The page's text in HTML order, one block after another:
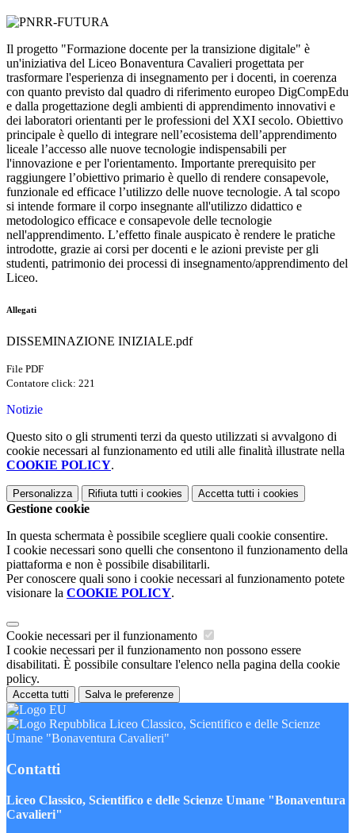
Il progetto "Formazione docente per la transizione digitale" è
un'iniziativa del Liceo Bonaventura Cavalieri progettata per
trasformare l'esperienza di insegnamento per i docenti, in coerenza
con quanto previsto dal quadro di riferimento europeo DigCompEdu
e dalla progettazione degli ambienti di apprendimento innovativi e
dei laboratori orientanti per le professioni del XXI secolo. Obiettivo
principale è quello di integrare nell’ecosistema dell’apprendimento
liceale l’accesso alle nuove tecnologie indispensabili per
l'innovazione e per l'orientamento. Importante prerequisito per
raggiungere l’obiettivo primario è quello di rendere consapevole,
funzionale ed efficace l’utilizzo delle nuove tecnologie. A tal scopo
si intende formare il corpo insegnante all'utilizzo didattico e
metodologico efficace e consapevole delle tecnologie
nell'apprendimento. L’effetto finale auspicato è rendere le pratiche
introdotte, grazie ai corsi per docenti e le azioni previste per gli
studenti, patrimonio dei processi di insegnamento/apprendimento del
Liceo.
Allegati
DISSEMINAZIONE INIZIALE.pdf
File PDF
Contatore click: 221
Notizie
Questo sito o gli strumenti terzi da questo utilizzati si avvalgono di
cookie necessari al funzionamento ed utili alle finalità illustrate nella
COOKIE POLICY.
Personalizza Rifiuta tutti i cookies Accetta tutti i cookies
Gestione cookie
In questa schermata è possibile scegliere quali cookie consentire.
I cookie necessari sono quelli che consentono il funzionamento della
piattaforma e non è possibile disabilitarli.
Per conoscere quali sono i cookie necessari al funzionamento potete
visionare la COOKIE POLICY.
Cookie necessari per il funzionamento
I cookie necessari per il funzionamento non possono essere
disabilitati. È possibile consultare l'elenco nella pagina della cookie
policy.
Accetta tutti Salva le preferenze
Liceo Classico, Scientifico e delle Scienze
Umane "Bonaventura Cavalieri"
Contatti
Liceo Classico, Scientifico e delle Scienze Umane "Bonaventura
Cavalieri"